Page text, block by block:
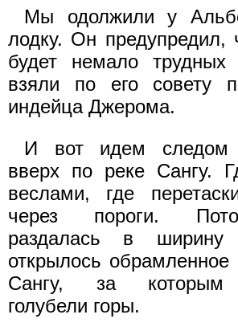
Мы одолжили у
лодку. Он предупредил,
будет немало
взяли по его совету
индейца Джерома.
И вот идем следом
вверх по реке Сангу.
веслами, где
через пороги.
раздалась в
открылось
Сангу, за которым
голубели горы.